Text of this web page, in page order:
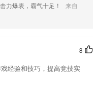
力爆表，霸气十足！
来自
8
经验和技巧，提高竞技实